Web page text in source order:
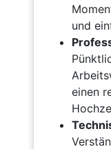
und
einen